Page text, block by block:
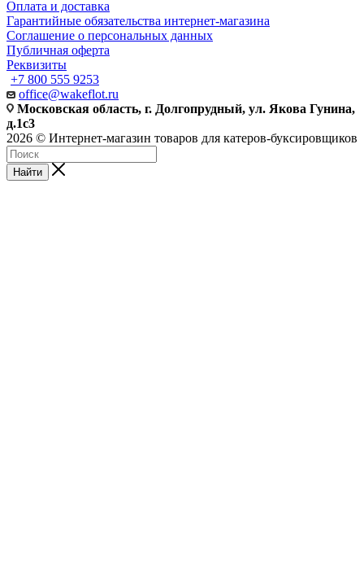
Оплата и доставка
Гарантийные обязательства интернет-магазина
Соглашение о персональных данных
Публичная оферта
Реквизиты
+7 800 555 9253
office@wakeflot.ru
Московская область, г. Долгопрудный, ул. Якова Гунина,
д.1с3
2026 © Интернет-магазин товаров для катеров-буксировщиков
Найти